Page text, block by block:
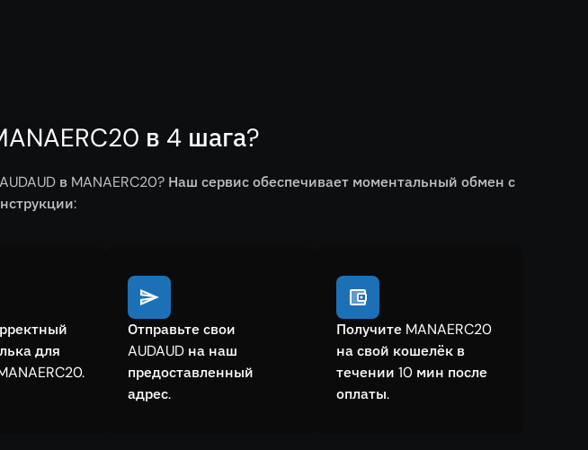
в 4 шага?
в MANAERC20? Наш сервис обеспечивает моментальный обмен с
для
Отправьте свои
AUDAUD на наш
предоставленный
адрес.
Получите MANAERC20
на свой кошелёк в
течении 10 мин после
оплаты.